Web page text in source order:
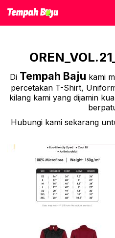
Di Tempah Baju kami
percetakan T-Shirt,
kilang kami yang dijamin
Hubungi kami sekarang